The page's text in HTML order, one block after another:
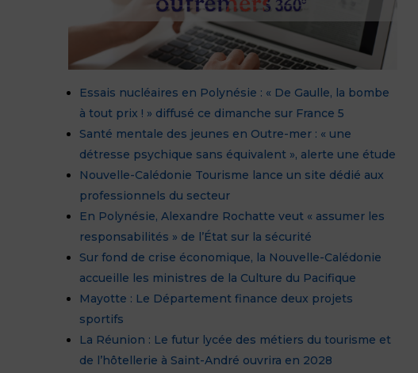
Essais nucléaires en Polynésie : « De Gaulle, la bombe
à tout prix ! » diffusé ce dimanche sur France 5
Santé mentale des jeunes en Outre-mer : « une
détresse psychique sans équivalent », alerte une étude
Nouvelle-Calédonie Tourisme lance un site dédié aux
professionnels du secteur
En Polynésie, Alexandre Rochatte veut « assumer les
responsabilités » de l’État sur la sécurité
Sur fond de crise économique, la Nouvelle-Calédonie
accueille les ministres de la Culture du Pacifique
Mayotte : Le Département finance deux projets
sportifs
La Réunion : Le futur lycée des métiers du tourisme et
de l’hôtellerie à Saint-André ouvrira en 2028